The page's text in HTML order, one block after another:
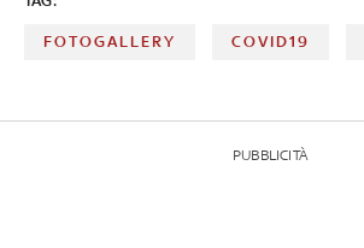
FOTOGALLERY COVID19
PUBBLICITÀ